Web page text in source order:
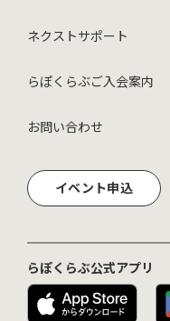
ネクストサポート
らぽくらぶご入会案内
お問い合わせ
イベント申込
らぽくらぶ公式アプリ